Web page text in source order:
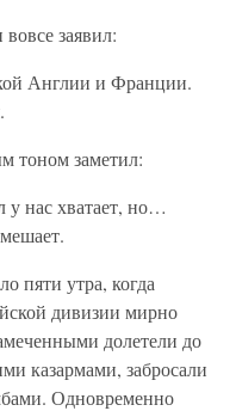
заявил:
Англии и Франции.
тоном заметил:
нас хватает, но…
пяти утра, когда
дивизии мирно
долетели до
казармами, забросали
Одновременно